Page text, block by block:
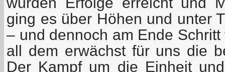
ging es über Höhen und unter
– und dennoch am Ende
all dem erwächst für uns die
Der Kampf um die Einheit